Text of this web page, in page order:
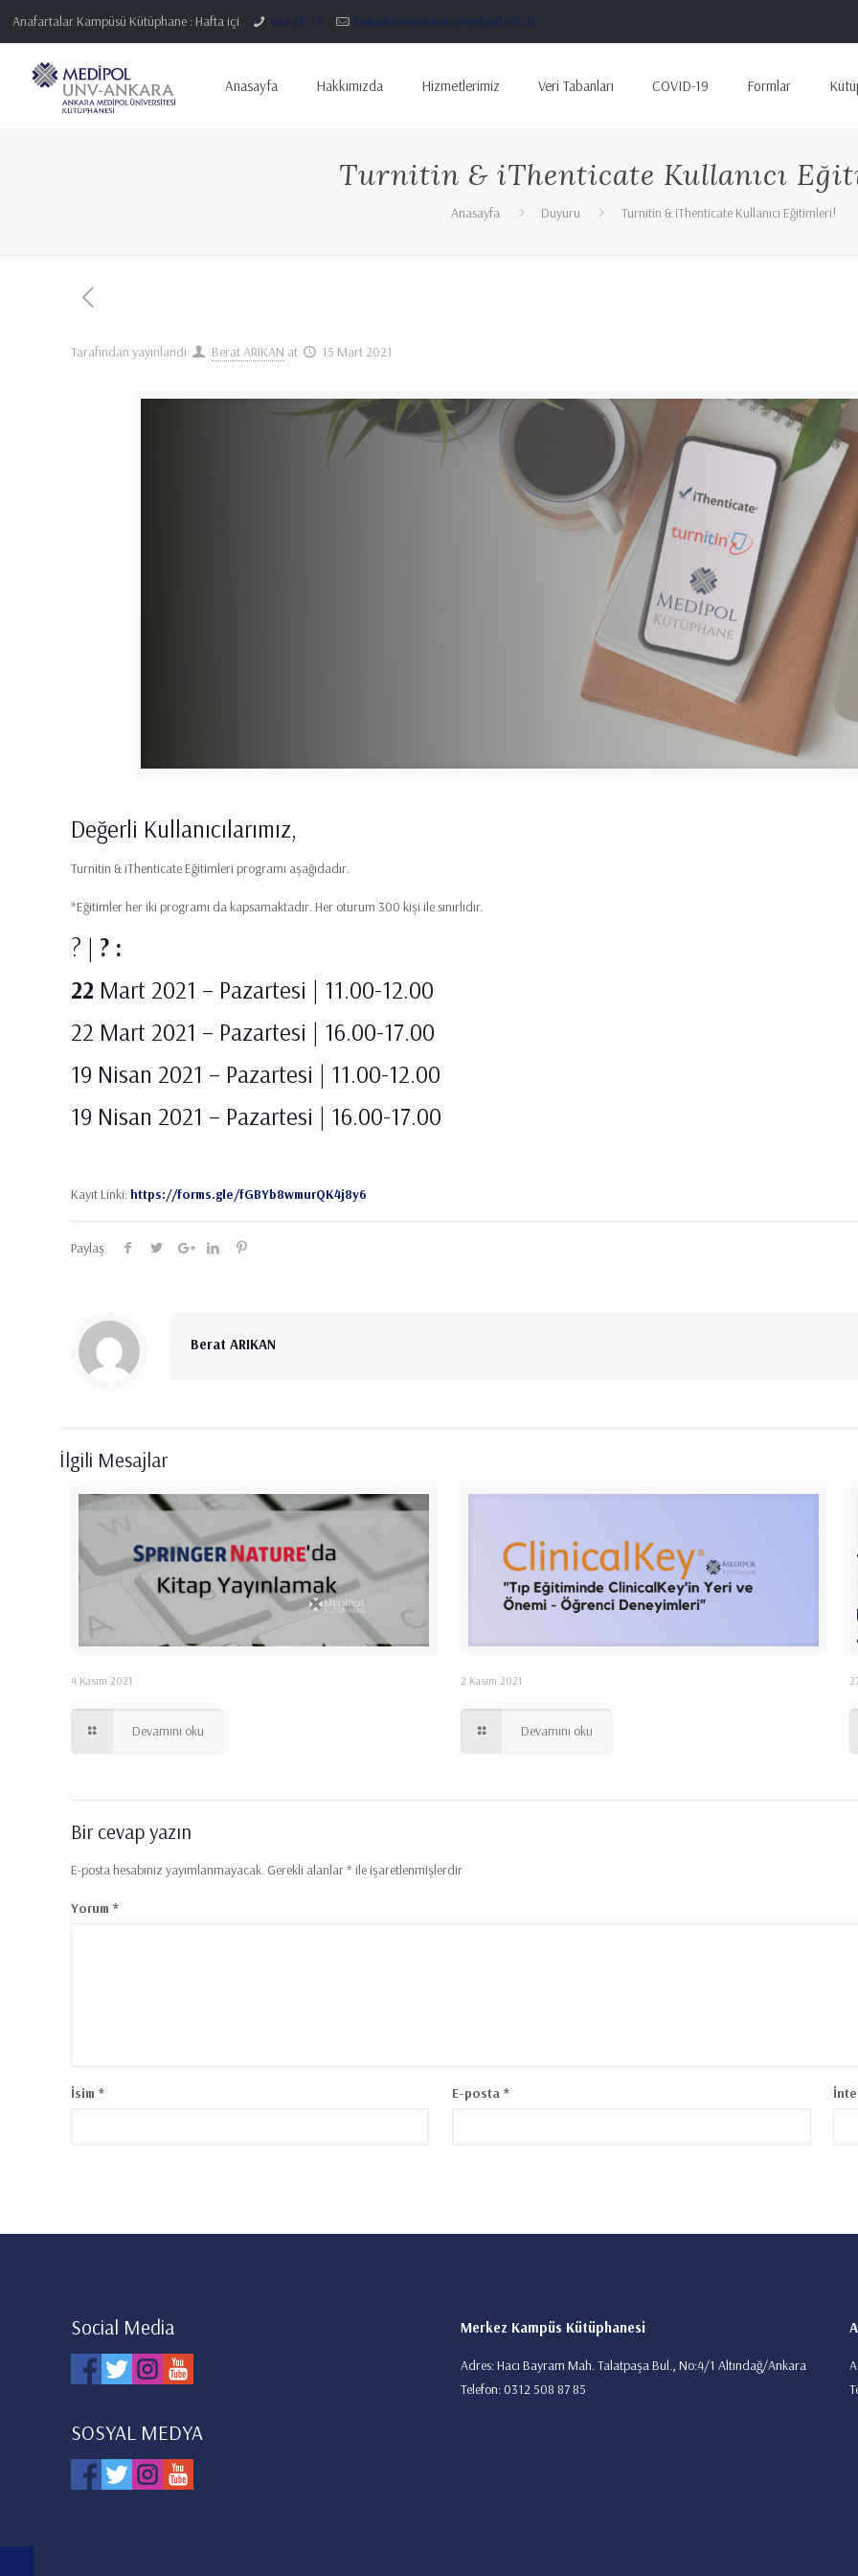
Anafartalar Kampüsü Kütüphane : Hafta içi 444 20 10 kutuphane@ankaramedipol.edu.tr
Anasayfa Hakkımızda Hizmetlerimiz Veri Tabanları COVID-19 Formlar
Turnitin & iThenticate Kullanıcı
Anasayfa Duyuru Turnitin & iThenticate Kullanıcı Eğitimleri!
Tarafından yayınlandı Berat ARIKAN at 15 Mart 2021
Değerli Kullanıcılarımız,
Turnitin & iThenticate Eğitimleri programı aşağıdadır.
*Eğitimler her iki programı da kapsamaktadır. Her oturum 300 kişi ile sınırlıdır.
? | ? :
22 Mart 2021 – Pazartesi | 11.00-12.00
22 Mart 2021 – Pazartesi | 16.00-17.00
19 Nisan 2021 – Pazartesi | 11.00-12.00
19 Nisan 2021 – Pazartesi | 16.00-17.00
Kayıt Linki: https://forms.gle/fGBYb8wmurQK4j8y6
Paylaş
Berat ARIKAN
İlgili Mesajlar
4 Kasım 2021
Devamını oku
2 Kasım 2021
Devamını oku
Bir cevap yazın
E-posta hesabınız yayımlanmayacak. Gerekli alanlar* ile işaretlenmişlerdir
Yorum*
İsim* E-posta*
Social Media
SOSYAL MEDYA
Merkez Kampüs Kütüphanesi
Adres: Hacı Bayram Mah. Talatpaşa Bul., No:4/1 Altındağ/Ankara
Telefon: 0312 508 87 85